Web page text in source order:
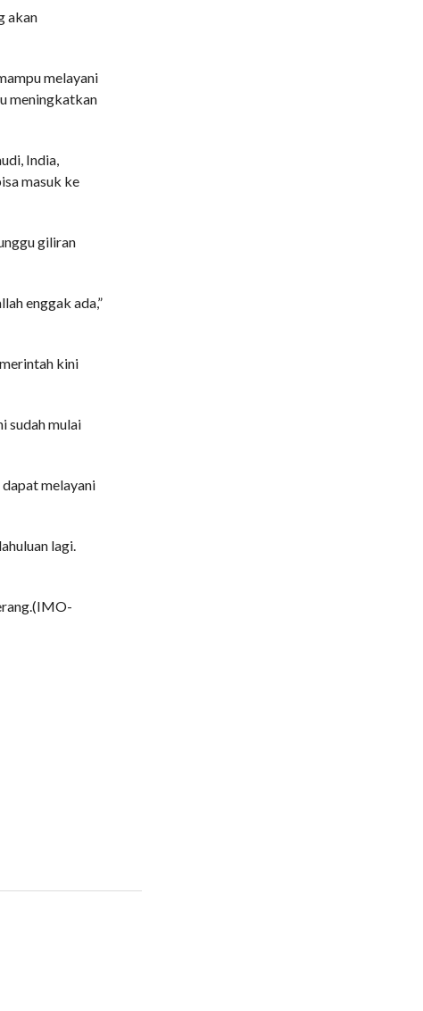
akan
melayani
meningkatkan
India,
masuk ke
giliran
enggak ada,”
kini
sudah mulai
melayani
lagi.